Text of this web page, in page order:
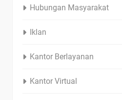
Hubungan Masyarakat
Iklan
Kantor Berlayanan
Kantor Virtual